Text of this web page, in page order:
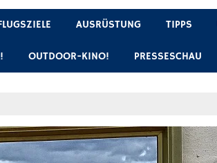
AUSRÜSTUNG TIPPS
OUTDOOR-KINO! PRESSESCHAU